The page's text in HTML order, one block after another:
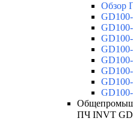
Обзор
ПЧ INVT